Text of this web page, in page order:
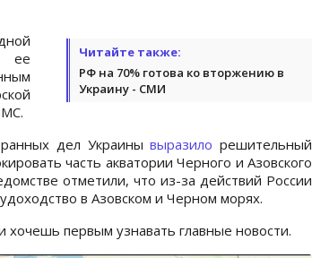
Читайте также:
РФ на 70% готова ко вторжению в
Украину - СМИ
ее
дел Украинывыразило решительный
часть акватории Черного и Азовского
отметили, что из-за действий России
в Азовском и Черном морях.
хочешь первым узнавать главные новости.